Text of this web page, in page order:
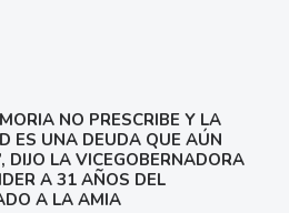
NO PRESCRIBE Y LA
ES UNA DEUDA QUE AÚN
DIJO LA VICEGOBERNADORA
A 31 AÑOS DEL
A LA AMIA